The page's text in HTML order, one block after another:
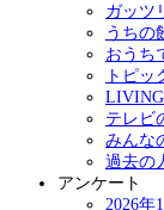
ガッツ
うちの
おうち
トピッ
LIVING
テレビ
みんな
過去の
アンケート
2026年